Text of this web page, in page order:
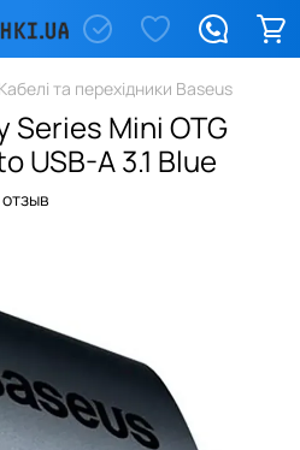
Кабелі та перехідники Baseus
Series Mini OTG
USB-A 3.1 Blue